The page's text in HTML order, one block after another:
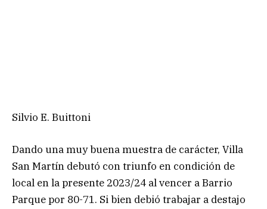
Silvio E. Buittoni
Dando una muy buena muestra de carácter, Villa
San Martín debutó con triunfo en condición de
local en la presente 2023/24 al vencer a Barrio
Parque por 80-71. Si bien debió trabajar a destajo